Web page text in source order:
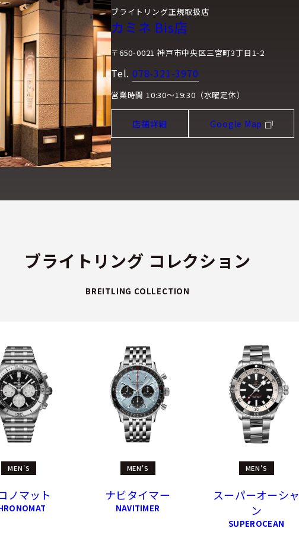
ブライトリング正規取扱店
カミネ Bis店
〒650-0021 神戸市中央区三宮町3丁目1-2
Tel. 078-321-3970
営業時間 10:30～19:30（水曜定休）
店舗詳細 Google Map
ブライトリング コレクション
BREITLING COLLECTION
MEN'S
ノマット
MEN'S
ナビタイマー
NAVITIMER
MEN'S
スーパーオーシャ
ン
SUPEROCEAN